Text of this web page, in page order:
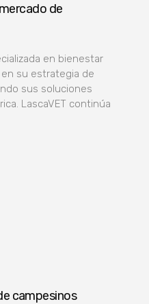
de
en bienestar
su estrategia de
sus soluciones
LascaVET continúa
campesinos